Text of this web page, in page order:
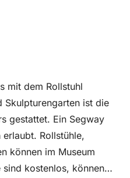
mit dem Rollstuhl
Skulpturengarten ist die
gestattet. Ein Segway
Rollstühle,
können im Museum
kostenlos, können